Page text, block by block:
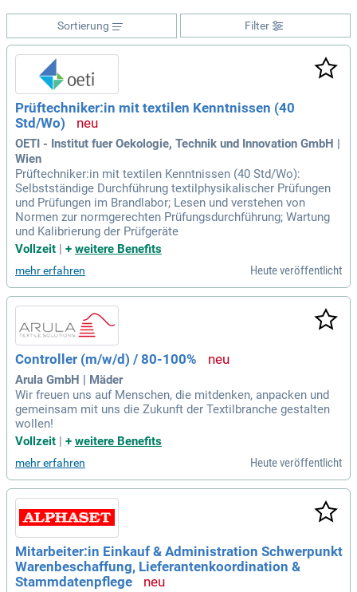
Filter
Sortierung
Prüftechniker:in mit textilen Kenntnissen (40
Std/Wo)
OETI - Institut fuer Oekologie, Technik und Innovation GmbH |
Wien
Prüftechniker:in mit textilen Kenntnissen (40 Std/Wo):
Selbstständige Durchführung textilphysikalischer Prüfungen
und Prüfungen im Brandlabor; Lesen und verstehen von
Normen zur normgerechten Prüfungsdurchführung; Wartung
und Kalibrierung der Prüfgeräte
Vollzeit | + weitere Benefits
mehr erfahren Heute veröffentlicht
Controller (m/w/d) / 80-100%
Arula GmbH | Mäder
Wir freuen uns auf Menschen, die mitdenken, anpacken und
gemeinsam mit uns die Zukunft der Textilbranche gestalten
wollen!
Vollzeit
+ weitere Benefits
mehr erfahren Heute veröffentlicht
Mitarbeiter:in Einkauf & Administration Schwerpunkt
Warenbeschaffung, Lieferantenkoordination &
Stammdatenpflege